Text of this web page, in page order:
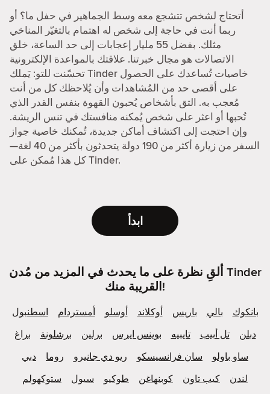
أتحتاج لشخص تتشجع معه وسط الجماهير في حفل ما؟ أو
ربما أنت في حاجة إلى شخص له اهتمام بالتغيّر المناخي
مثلك. بفضل 55 مليار إعجابات إلى حد الساعة، خلق
الاتصالات هو مجال خبرتنا. علاقتك بالمواعدة الإلكترونية
تحسّنت للتو: يَملك Tinder خاصيات تُساعدك على الحصول
على أقصى حد من المُشاهدات وأن يُلاحظك كل من أنت
مُعجب به. التق بأشخاص يُحبون القهوة بنفس القدر الذي
تُحبها أو اعثر على شخص يُمكنه منافستك في تنس الريشة.
وإن احتجت إلى اكتشاف أماكن جديدة، تُمكنك خاصية جواز
السفر من زيارة أكثر من 190 دولة يتحدثون بأكثر من 40 لغة—
كل هذا مُمكن على Tinder.
ابدأ
ألقِ نظرة على ما يحدث في المزيد من مُدن Tinder
القريبة منك!
اسطنبول أمستردام أوسلو أوكلاند باريس بالي
بانكوك
براغ
برشلونة برلين بوينس ايرس تايبيه تل أبيب
دبلن
دبي
روما ريو دي جانيرو سان فرانسيسكو
ساو باولو
ستوكهولم
سيول طوكيو كوبنهاغن كيب تاون
لندن